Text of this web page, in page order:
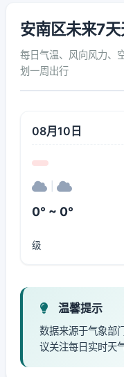
安南区未来7
每日气温、风向风力、
划一周出行
08月10日
0° ~ 0°
级
温馨提示
数据来源于气象部
议关注每日实时天